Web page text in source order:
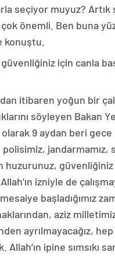
seçiyor muyuz? Artık
çok önemli. Ben buna
konuştu.
için canla
itibaren yoğun bir
söyleyen Bakan
olarak 9 aydan beri
jandarmamız,
huzurunuz,
izniyle de
başladığımız
aziz
ayrılmayacağız,
ipine sımsıkı